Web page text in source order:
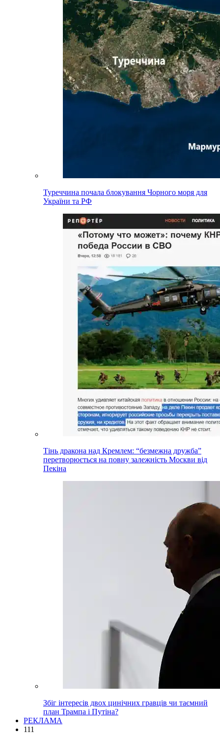
Туреччина почала блокування Чорного моря для
України та РФ
Тінь дракона над Кремлем: “безмежна дружба”
перетворюється на повну залежність Москви від
Пекіна
Збіг інтересів двох цинічних гравців чи таємний
план Трампа і Путіна?
РЕКЛАМА
111